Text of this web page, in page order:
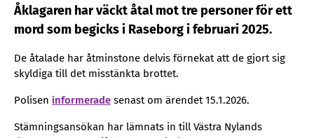
Åklagaren har väckt åtal mot tre personer för ett
mord som begicks i Raseborg i februari 2025.
De åtalade har åtminstone delvis förnekat att de gjort sig
skyldiga till det misstänkta brottet.
Polisen informerade senast om ärendet 15.1.2026.
Stämningsansökan har lämnats in till Västra Nylands